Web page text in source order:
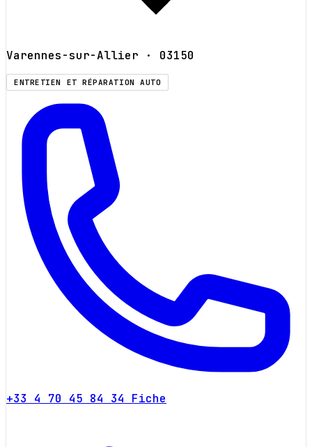
Varennes-sur-Allier · 03150
ENTRETIEN ET RÉPARATION AUTO
+33 4 70 45 84 34 Fiche